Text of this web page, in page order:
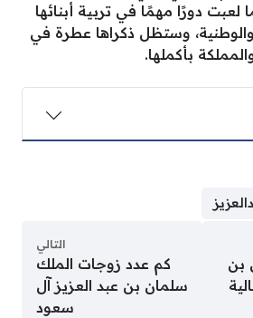
دورًا مهمًا في تربية أبنائها
والوطنية، وستظل ذكراها عطرة في
بأكملها.
بن
التالي
كم عدد زوجات الملك
سلمان بن عبد العزيز آل
سعود